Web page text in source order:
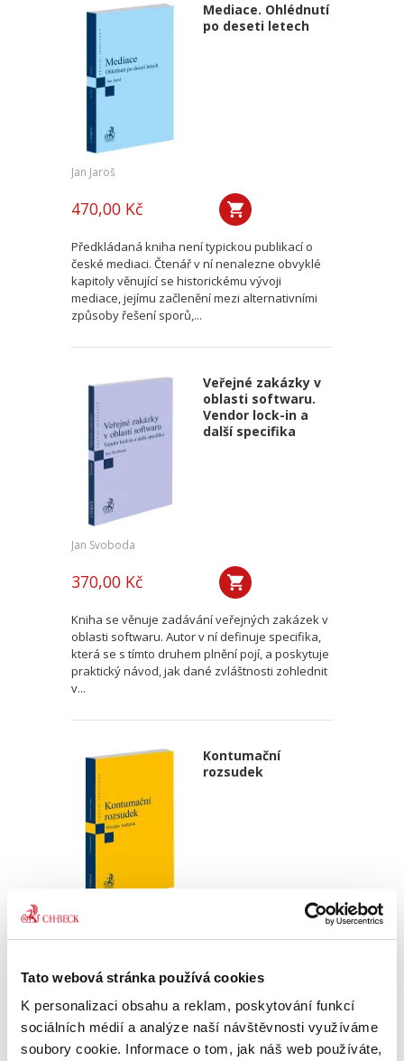
Tato webová stránka používá cookies
K personalizaci obsahu a reklam, poskytování funkcí
sociálních médií a analýze naší návštěvnosti využíváme
soubory cookie. Informace o tom, jak náš web používáte,
Mediace. Ohlédnutí
po deseti letech
Jan Jaroš
470,00 Kč
Předkládaná kniha není typickou publikací o
české mediaci. Čtenář v ní nenalezne obvyklé
kapitoly věnující se historickému vývoji
mediace, jejímu začlenění mezi alternativními
způsoby řešení sporů,...
Veřejné zakázky v
oblasti softwaru.
Vendor lock-in a
další specifika
Jan Svoboda
370,00 Kč
Kniha se věnuje zadávání veřejných zakázek v
oblasti softwaru. Autor v ní definuje specifika,
která se s tímto druhem plnění pojí, a poskytuje
praktický návod, jak dané zvláštnosti zohlednit
v...
Kontumační
rozsudek
Miroslav Sedláček,
zmeškání jako klasický institut civilního
sporného řízení. Autor postupně rozebírá
podmínky jeho vydání, právní důsledky i